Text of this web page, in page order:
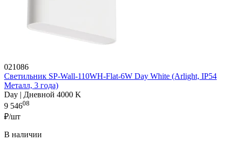
021086
Светильник SP-Wall-110WH-Flat-6W Day White (Arlight, IP54
Металл, 3 года)
Day | Дневной 4000 K
9 54608
₽/шт
В наличии